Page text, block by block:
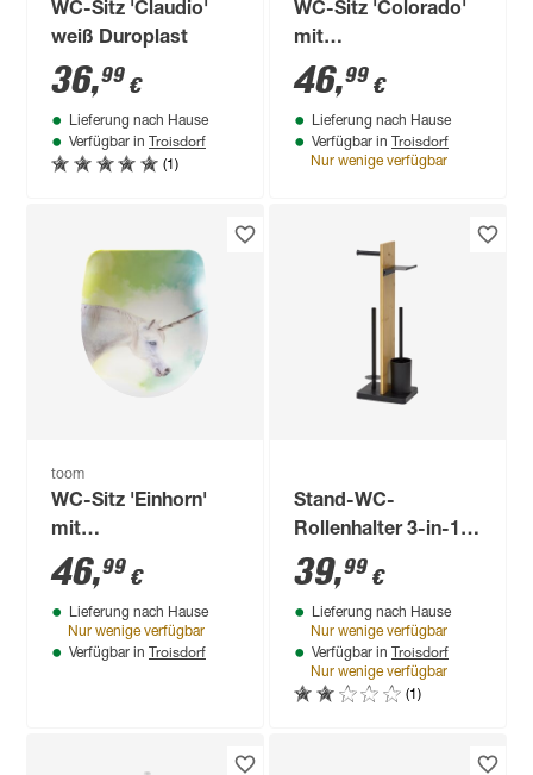
WC-Sitz 'Claudio'
weiß Duroplast
36,99 €
Lieferung nach Hause
Verfügbar in Troisdorf
(1)
WC-Sitz 'Colorado'
mit
Absenkautomatik
weiß Duroplast
46,99 €
Lieferung nach Hause
Verfügbar in Troisdorf
Nur wenige verfügbar
toom
WC-Sitz 'Einhorn'
mit
Absenkautomatik
Duroplast
46,99 €
Lieferung nach Hause
Nur wenige verfügbar
Verfügbar in Troisdorf
Stand-WC-
Rollenhalter 3-in-1
Bambus/Metall
schwarz 25,5 x 18 x
68,5 cm
39,99 €
Lieferung nach Hause
Nur wenige verfügbar
Verfügbar in Troisdorf
Nur wenige verfügbar
(1)